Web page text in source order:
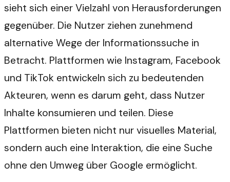
sieht sich einer Vielzahl von Herausforderungen
gegenüber. Die Nutzer ziehen zunehmend
alternative Wege der Informationssuche in
Betracht. Plattformen wie Instagram, Facebook
und TikTok entwickeln sich zu bedeutenden
Akteuren, wenn es darum geht, dass Nutzer
Inhalte konsumieren und teilen. Diese
Plattformen bieten nicht nur visuelles Material,
sondern auch eine Interaktion, die eine Suche
ohne den Umweg über Google ermöglicht.